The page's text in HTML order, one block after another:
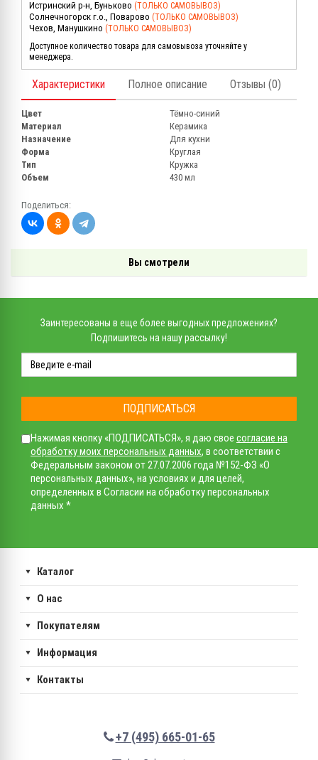
Истринский р-н, Буньково (ТОЛЬКО САМОВЫВОЗ)
Солнечногорск г.о., Поварово (ТОЛЬКО САМОВЫВОЗ)
Чехов, Манушкино (ТОЛЬКО САМОВЫВОЗ)
Доступное количество товара для самовывоза уточняйте у
менеджера.
Характеристики Полное описание Отзывы (0)
Цвет
Тёмно-синий
Материал
Керамика
Назначение
Для кухни
Форма
Круглая
Тип
Кружка
Объем
430 мл
Поделиться:
Вы смотрели
Заинтересованы в еще более выгодных предложениях?
Подпишитесь на нашу рассылку!
ПОДПИСАТЬСЯ
Нажимая кнопку «ПОДПИСАТЬСЯ», я даю свое согласие на
обработку моих персональных данных, в соответствии с
Федеральным законом от 27.07.2006 года №152-ФЗ «О
персональных данных», на условиях и для целей,
определенных в Согласии на обработку персональных
данных *
Каталог
О нас
Покупателям
Информация
Контакты
+7 (495) 665-01-65